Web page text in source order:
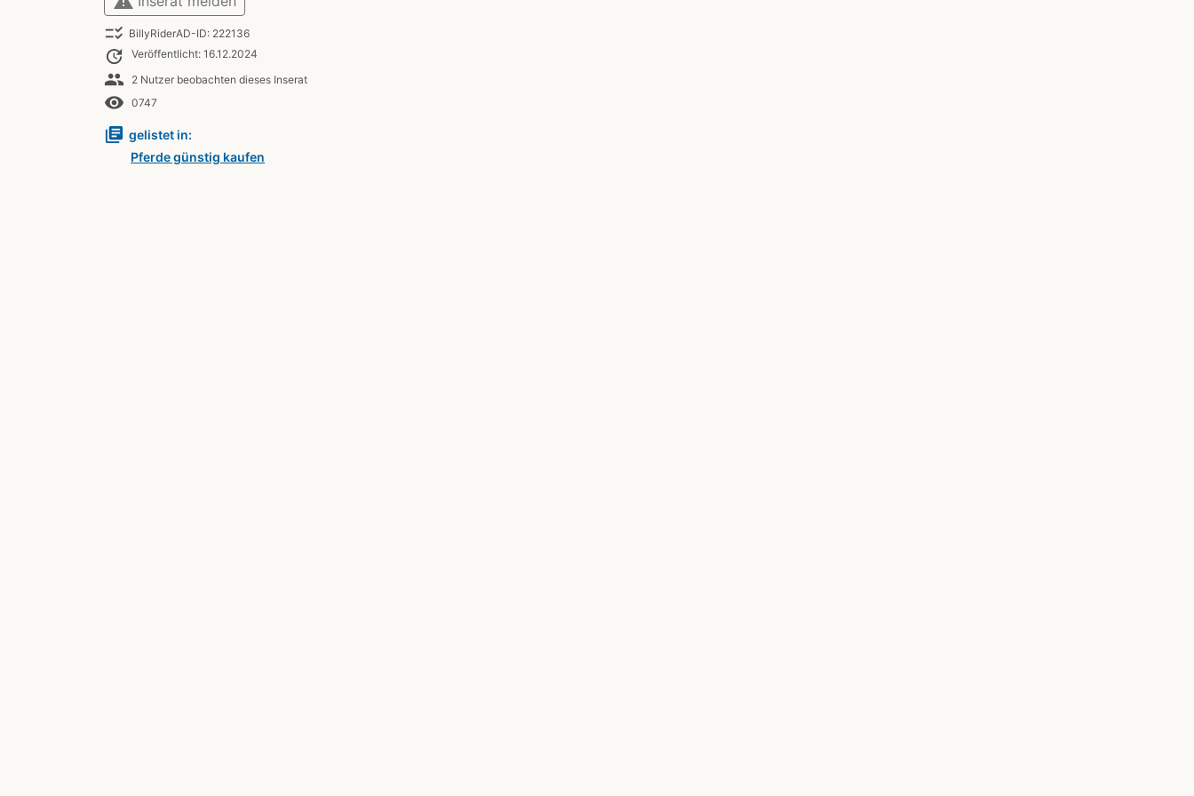
checklist_rtl BillyRiderAD-ID: 222136
update Veröffentlicht: 16.12.2024
people 2 Nutzer beobachten dieses Inserat
remove_red_eye 0747
library_books gelistet in:
Pferde günstig kaufen